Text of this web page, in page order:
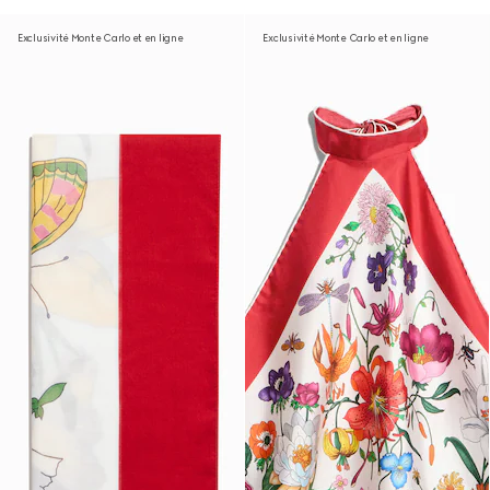
Exclusivité Monte Carlo et en ligne Exclusivité Monte Carlo et en ligne